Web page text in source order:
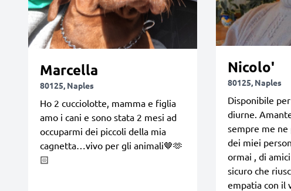
Marcella
80125, Naples
Ho 2 cucciolotte, mamma e figlia
amo i cani e sono stata 2 mesi ad
occuparmi dei piccoli della mia
cagnetta…vivo per gli animali🤎🫶
🏻
Nicolo'
80125, Naples
Disponibile
diurne.
sempre me ne
dei miei
ormai , di
sicuro che
empatia con il